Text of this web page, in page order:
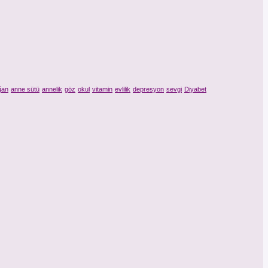
anne sütü annelik göz okul vitamin evlilik depresyon sevgi Diyabet